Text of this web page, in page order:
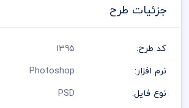
جزئیات طرح
کد طرح:
1395
نرم افزار:
Photoshop
نوع فایل:
PSD